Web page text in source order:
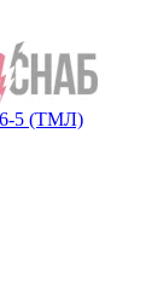
6-5 (ТМЛ)